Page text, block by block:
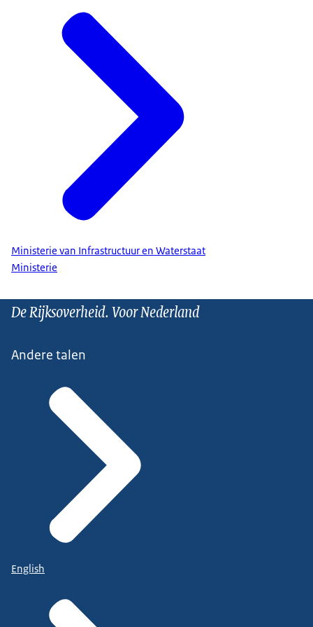
Ministerie van Infrastructuur en Waterstaat
Ministerie
De Rijksoverheid. Voor Nederland
Andere talen
English